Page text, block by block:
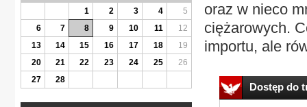
oraz w nieco
ciężarowych.
importu, ale
Dostęp do
1
2 3 4
5
6
7 8 9 10 11
12
13
14 15 16 17 18
19
20
21 22 23 24 25
26
27
28